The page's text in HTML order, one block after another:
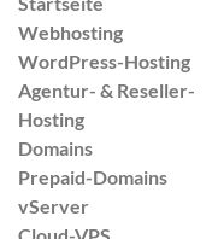
Webhosting
WordPress-Hosting
Agentur- & Reseller-
Hosting
Domains
Prepaid-Domains
vServer
Cloud-VPS